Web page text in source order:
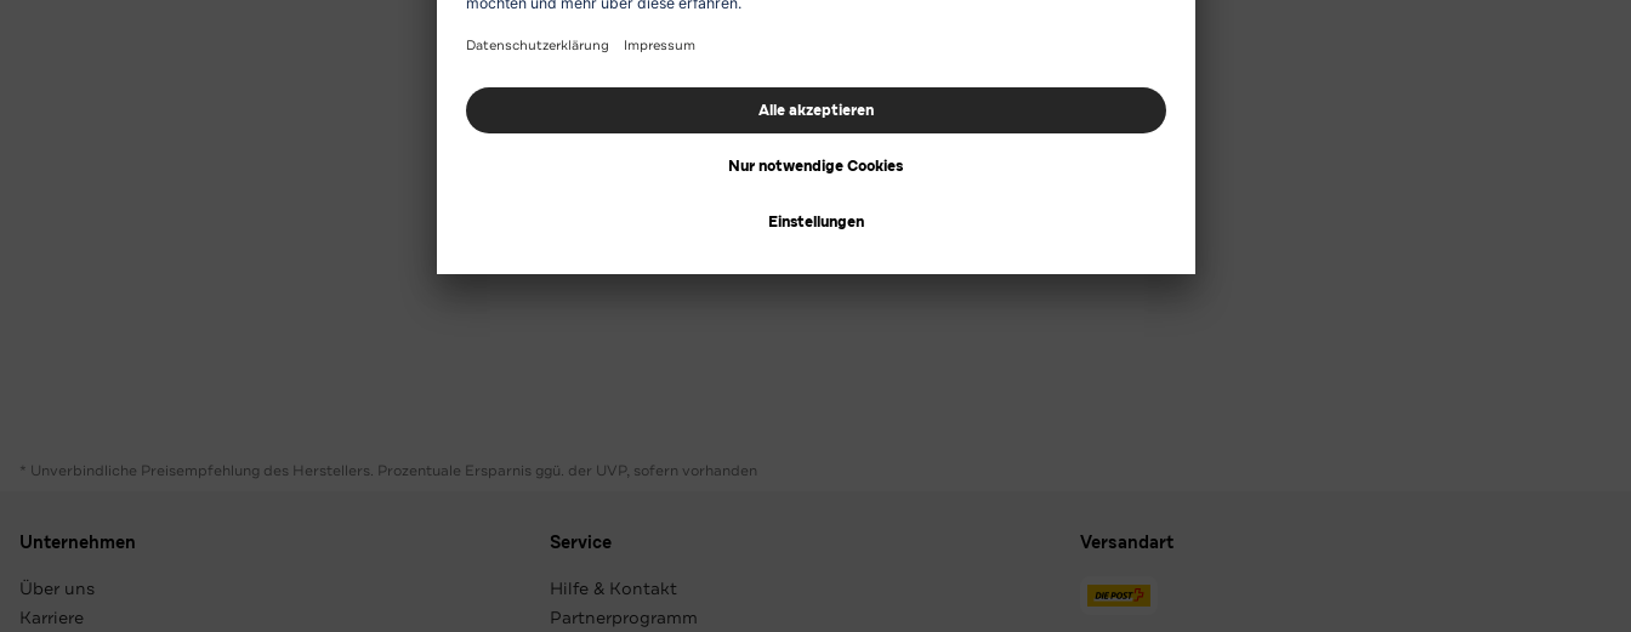
* Unverbindliche Preisempfehlung des Herstellers. Prozentuale Ersparnis ggü. der UVP, sofern vorhanden
Unternehmen
Über uns
Karriere
Service
Hilfe & Kontakt
Partnerprogramm
Versandart